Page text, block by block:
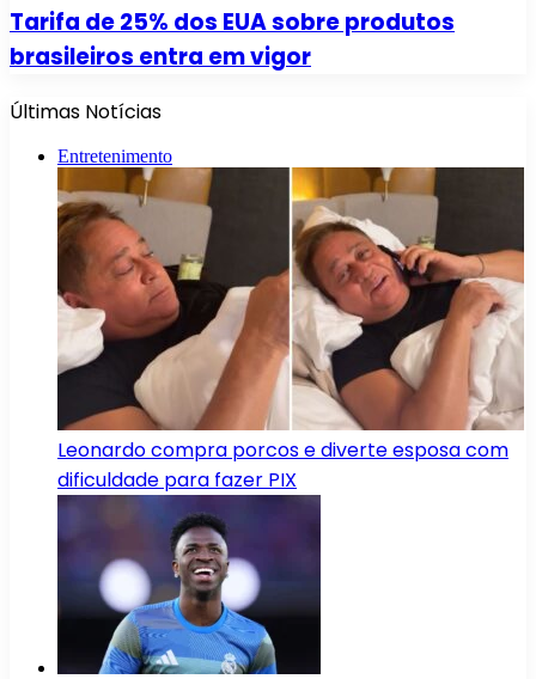
Tarifa de 25% dos EUA sobre produtos
brasileiros entra em vigor
Últimas Notícias
Entretenimento
Leonardo compra porcos e diverte esposa com
dificuldade para fazer PIX